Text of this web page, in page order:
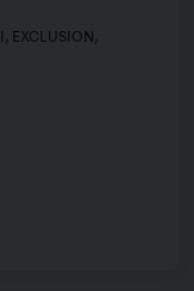
, EXCLUSION ,